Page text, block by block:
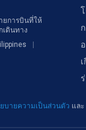
ยการบินที่ให้
ดินทาง
บายความเป็นส่วนตัว และ